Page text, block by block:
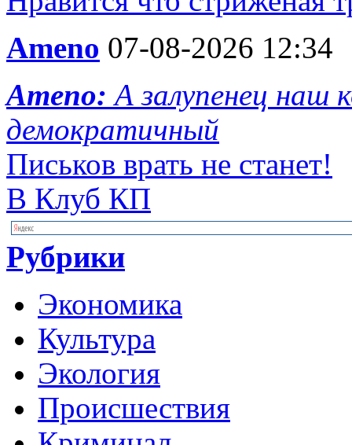
Ameno 07-08-2026 12:34
Ameno:А залупенец наш
демократичный
Письков врать не станет!
В Клуб КП
Рубрики
Экономика
Культура
Экология
Происшествия